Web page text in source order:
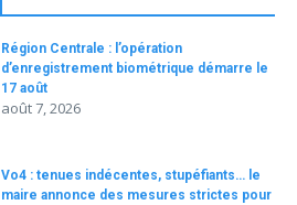
Région Centrale : l’opération
d’enregistrement biométrique démarre le
17 août
août 7, 2026
Vo4 : tenues indécentes, stupéfiants… le
maire annonce des mesures strictes pour